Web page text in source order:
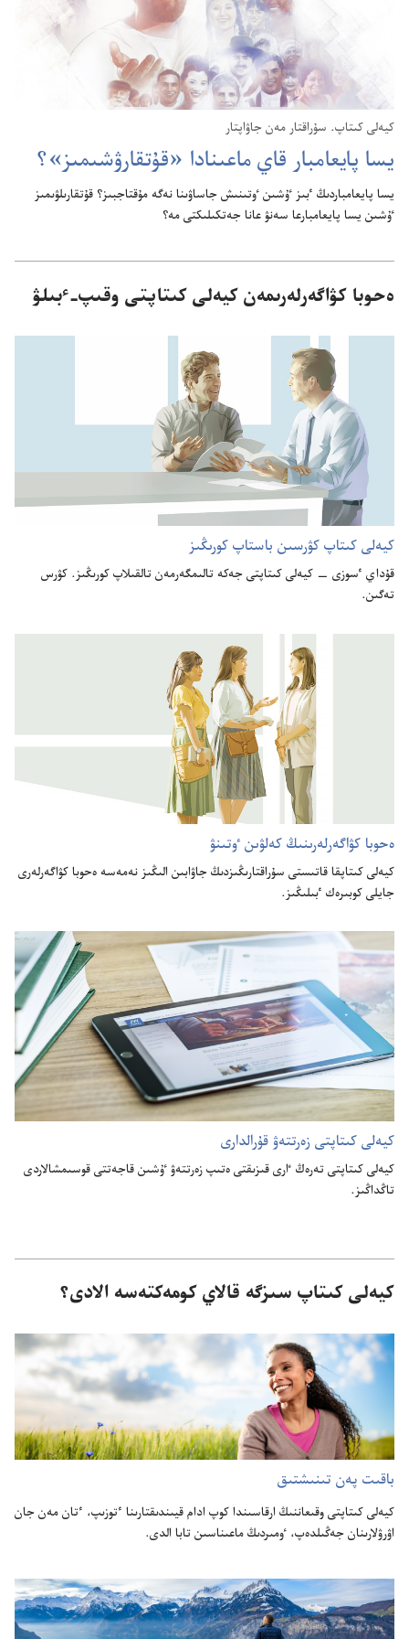
كيە‌لى كىتاپ.‏ سۇ‌راقتار مە‌ن جاۋاپتار
يسا پايعامبار قاي ماعىنادا «قۇ‌تقارۋشىمىز»؟‏
يسا پايعامباردىڭ ٴ‌بىز ٷشىن ٶتىنىش جاساۋىنا نە‌گە مۇ‌قتاجبىز؟‏ قۇ‌تقارىلۋىمىز
ٷشىن يسا پايعامبارعا سە‌نۋ عانا جە‌تكىلىكتى مە؟‏
ەحوبا كۋاگەرلەرىمەن كيەلى كىتاپتى وقىپ-‏ٴبىلۋ
كيە‌لى كىتاپ كۋرسىن باستاپ كورىڭىز
قۇ‌داي ٴ‌سوزى —‏ كيە‌لى كىتاپتى جە‌كە تالىمگە‌رمە‌ن تالقىلاپ كورىڭىز.‏ كۋرس
تە‌گىن.‏
ە‌حوبا كۋاگە‌رلە‌رىنىڭ كە‌لۋىن ٶتىنۋ
كيە‌لى كىتاپقا قاتىستى سۇ‌راقتارىڭىزدىڭ جاۋابىن الىڭىز نە‌مە‌سە ە‌حوبا كۋاگە‌رلە‌رى
جايلى كوبىرە‌ك ٴ‌بىلىڭىز.‏
كيە‌لى كىتاپتى زە‌رتتە‌ۋ قۇ‌رالدارى
كيە‌لى كىتاپتى تە‌رە‌ڭ ٵرى قىزىقتى ە‌تىپ زە‌رتتە‌ۋ ٷشىن قاجە‌تتى قوسىمشالاردى
تاڭداڭىز.‏
كيەلى كىتاپ سىزگە قالاي كومەكتەسە الادى؟
باقىت پە‌ن تىنىشتىق
كيە‌لى كىتاپتى وقىعاننىڭ ارقاسىندا كوپ ادام قيىندىقتارىنا ٴ‌توزىپ،‏ ٴ‌تان مە‌ن جان
اۋرۋلارىنان جە‌ڭىلدە‌پ،‏ ٶمىردىڭ ماعىناسىن تابا الدى.‏